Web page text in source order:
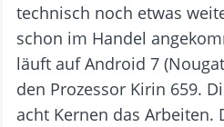
technisch noch etwas
schon im Handel
läuft auf Android 7
den Prozessor Kirin 659.
acht Kernen das Arbeiten.